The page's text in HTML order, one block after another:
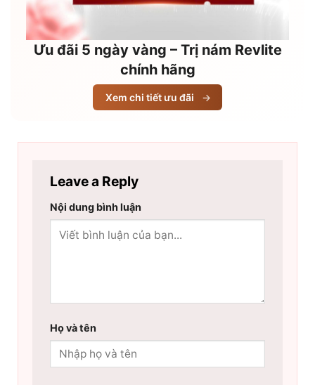
Ưu đãi 5 ngày vàng – Trị nám Revlite
chính hãng
Xem chi tiết ưu đãi →
Leave a Reply
Nội dung bình luận
Họ và tên